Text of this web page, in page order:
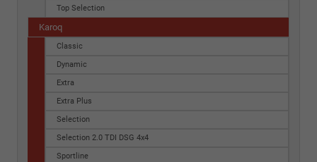
Top Selection
Karoq
Classic
Dynamic
Extra
Extra Plus
Selection
Selection 2.0 TDI DSG 4x4
Sportline